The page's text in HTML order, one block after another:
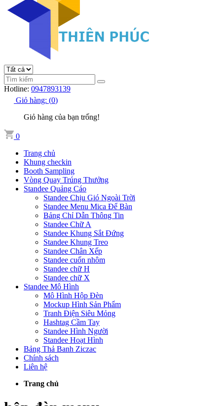
Hotline: 0947893139
Giỏ hàng: (0)
Giỏ hàng của bạn trống!
0
Trang chủ
Khung checkin
Booth Sampling
Vòng Quay Trúng Thưởng
Standee Quảng Cáo
Standee Chịu Gió Ngoài Trời
Standee Menu Mica Để Bàn
Bảng Chỉ Dẫn Thông Tin
Standee Chữ A
Standee Khung Sắt Đứng
Standee Khung Treo
Standee Chân Xếp
Standee cuốn nhôm
Standee chữ H
Standee chữ X
Standee Mô Hình
Mô Hình Hộp Đèn
Mockup Hình Sản Phẩm
Tranh Điện Siêu Mỏng
Hashtag Cầm Tay
Standee Hình Người
Standee Hoạt Hình
Bảng Thả Banh Ziczac
Chính sách
Liên hệ
Trang chủ